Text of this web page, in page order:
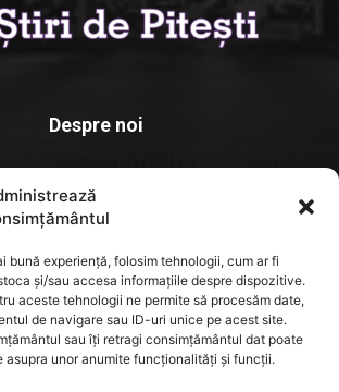
bună experiență, folosim tehnologii, cum ar fi
și/sau accesa informațiile despre dispozitive.
aceste tehnologii ne permite să procesăm date,
de navigare sau ID-uri unice pe acest site.
sau îți retragi consimțământul dat poate
asupra unor anumite funcționalități și funcții.
Despre noi
informația relevantă. actuală și verificată
FOLLOW US